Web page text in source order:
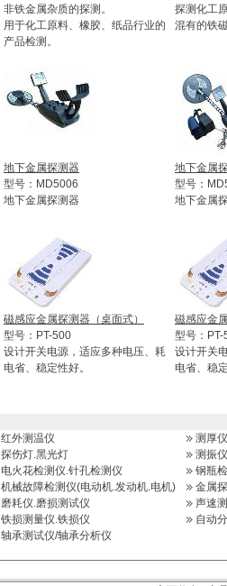
非铁金属杂质的探测。
用于化工原料、橡胶、纸品行业的
产品检测。
探测化工
混有的铁
地下金属探测器
型号：MD5006
地下金属探测器
地下金属
型号：
地下金属
磁感应金属探测器（桌面式）
型号：PT-500
设计开关电源，适应多种电压、耗
电省、稳定性好。
磁感应金
型号：PT-
设计开关
电省、稳
红外测温仪
测厚仪
探伤灯.黑光灯
测振
电火花检测仪.针孔检测仪
钢瓶
机械故障检测仪(电动机.发动机.电机)
金属
磨耗仪.磨损测试仪
声速
铁损测量仪.铁损仪
自动
轴承测试仪/轴承分析仪